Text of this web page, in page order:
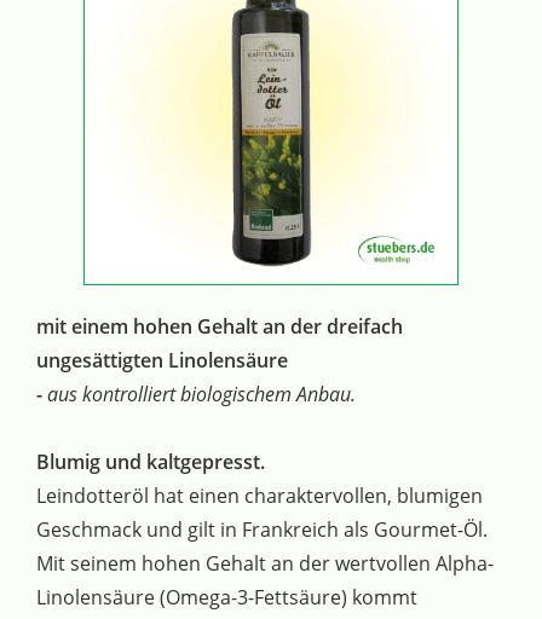
mit einem hohen Gehalt an der dreifach
ungesättigten Linolensäure
-aus kontrolliert biologischem Anbau.
Blumig und kaltgepresst.
Leindotteröl hat einen charaktervollen, blumigen
Geschmack und gilt in Frankreich als Gourmet-Öl.
Mit seinem hohen Gehalt an der wertvollen Alpha-
Linolensäure (Omega-3-Fettsäure) kommt